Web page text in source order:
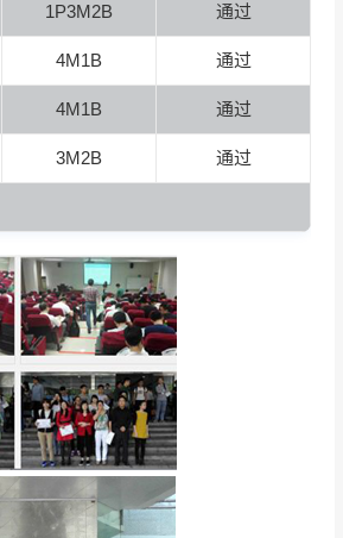
1P3M2B 通过
4M1B 通过
4M1B 通过
3M2B 通过